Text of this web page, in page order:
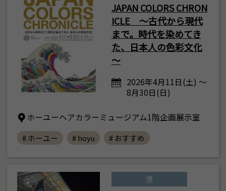
JAPAN COLORS CHRON
ICLE ～古代から現代
まで。時代を染めてき
た、日本人の色彩文化
～
2026年4月11日(土) ～
8月30日(日)
ホーユーヘアカラーミュージアム1階企画展示室
# ホーユー # hoyu # おすすめ
港